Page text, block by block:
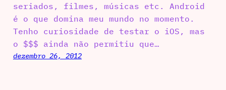
seriados, filmes, músicas etc. Android
é o que domina meu mundo no momento.
Tenho curiosidade de testar o iOS, mas
o $$$ ainda não permitiu que…
dezembro 26, 2012